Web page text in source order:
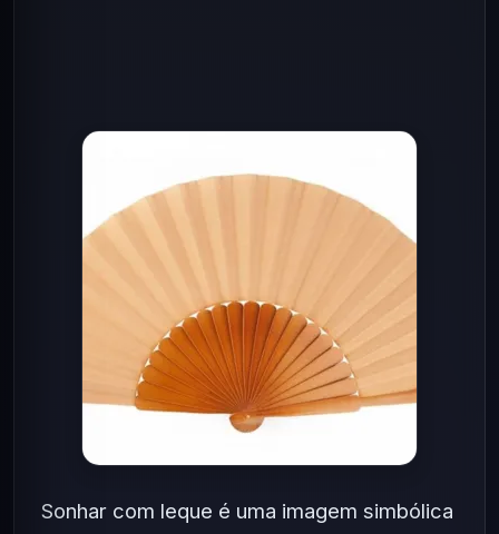
Sonhar com leque é uma imagem simbólica